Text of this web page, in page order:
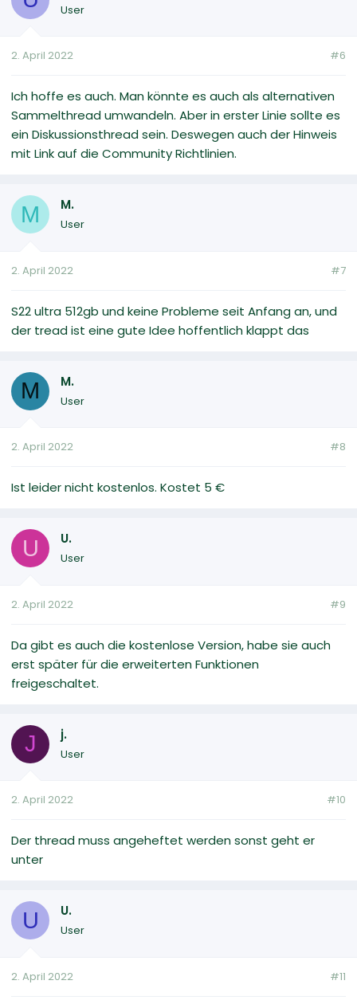
User
2. April 2022 #6
Ich hoffe es auch. Man könnte es auch als alternativen
Sammelthread umwandeln. Aber in erster Linie sollte es
ein Diskussionsthread sein. Deswegen auch der Hinweis
mit Link auf die Community Richtlinien.
M M.
User
2. April 2022 #7
S22 ultra 512gb und keine Probleme seit Anfang an, und
der tread ist eine gute Idee hoffentlich klappt das
M M.
User
2. April 2022 #8
Ist leider nicht kostenlos. Kostet 5 €
U U.
User
2. April 2022 #9
Da gibt es auch die kostenlose Version, habe sie auch
erst später für die erweiterten Funktionen
freigeschaltet.
J j.
User
2. April 2022 #10
Der thread muss angeheftet werden sonst geht er
unter
U U.
User
2. April 2022 #11